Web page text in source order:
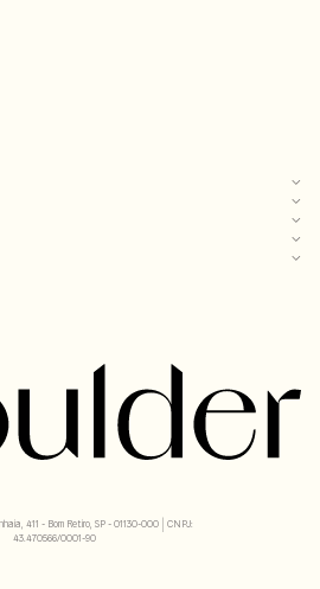
411 - Bom Retiro, SP - 01130-000 | CNPJ:
43.470566/0001-90